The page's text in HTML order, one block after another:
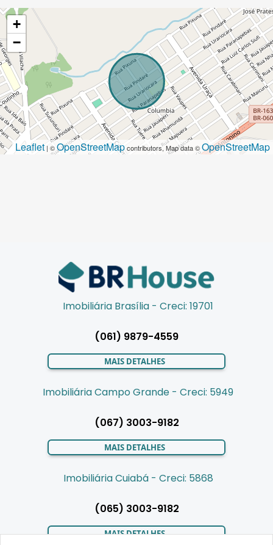
+
−
Leaflet | ©OpenStreetMapcontributors, Map data ©OpenStreetMap
Imobiliária Brasília - Creci: 19701
(061) 9879-4559
MAIS DETALHES
Imobiliária Campo Grande - Creci: 5949
(067) 3003-9182
MAIS DETALHES
Imobiliária Cuiabá - Creci: 5868
(065) 3003-9182
MAIS DETALHES